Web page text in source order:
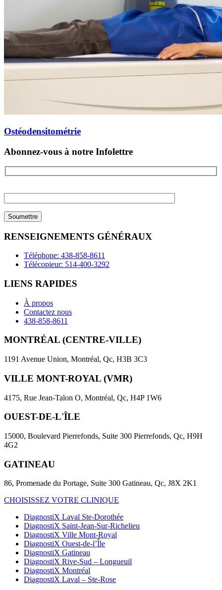
Ostéodensitométrie
Abonnez-vous à notre Infolettre
field
empty.
RENSEIGNEMENTS GÉNÉRAUX
Téléphone: 438-858-8611
Télécopieur: 514-400-3292
LIENS RAPIDES
À propos
Contactez nous
438-858-8611
MONTRÉAL (CENTRE-VILLE)
1191 Avenue Union, Montréal, Qc, H3B 3C3
VILLE MONT-ROYAL (VMR)
4175, Rue Jean-Talon O, Montréal, Qc, H4P 1W6
OUEST-DE-L'ÎLE
15000, Boulevard Pierrefonds, Suite 300 Pierrefonds, Qc, H9H
4G2
GATINEAU
86, Promenade du Portage, Suite 300 Gatineau, Qc, J8X 2K1
CHOISISSEZ VOTRE CLINIQUE
DiagnostiX Laval Ste-Dorothée
DiagnostiX Saint-Jean-Sur-Richelieu
DiagnostiX Ville Mont-Royal
DiagnostiX Ouest-de-l’Île
DiagnostiX Gatineau
DiagnostiX Rive-Sud – Longueuil
DiagnostiX Montréal
DiagnostiX Laval – Ste-Rose